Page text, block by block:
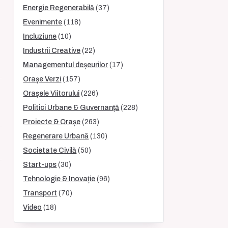
Energie Regenerabilă (37)
Evenimente (118)
Incluziune (10)
Industrii Creative (22)
Managementul deșeurilor (17)
Orașe Verzi (157)
Orașele Viitorului (226)
Politici Urbane & Guvernanță (228)
Proiecte & Orașe (263)
Regenerare Urbană (130)
Societate Civilă (50)
Start-ups (30)
Tehnologie & Inovație (96)
Transport (70)
Video (18)